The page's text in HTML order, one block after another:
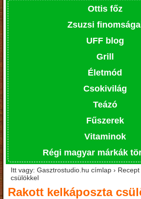
Ottis főz
Zsuzsi
UFF blog
Grill
Életmód
Csokivilág
Teázó
Fűszerek
Vitaminok
Régi magyar márkák
Itt vagy: Gasztrostudio.hu címlap ›
csülökkel
Rakott kelkáposzta